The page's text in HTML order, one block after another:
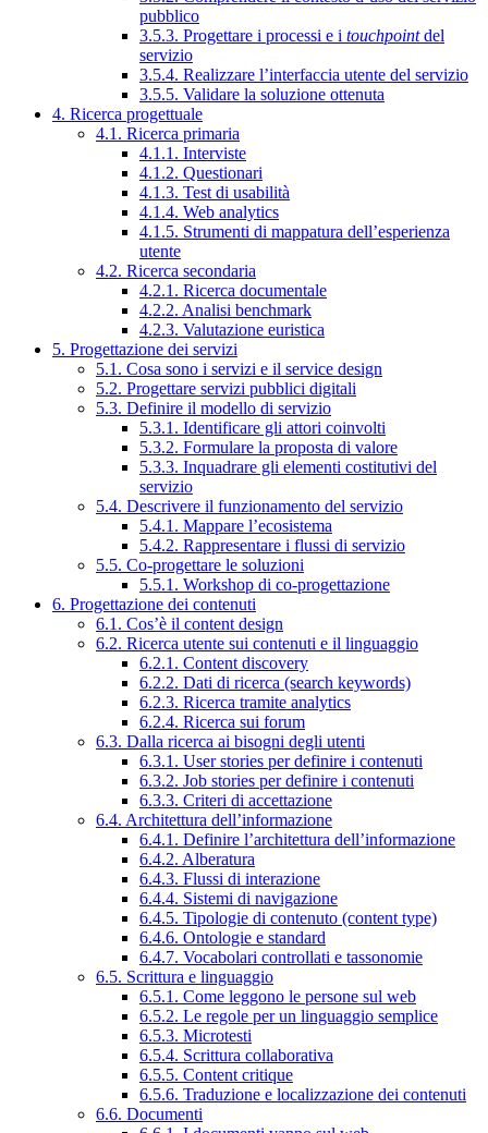
pubblico
3.5.3. Progettare i processi e i touchpointdel
servizio
3.5.4. Realizzare l’interfaccia utente del servizio
3.5.5. Validare la soluzione ottenuta
4. Ricerca progettuale
4.1. Ricerca primaria
4.1.1. Interviste
4.1.2. Questionari
4.1.3. Test di usabilità
4.1.4. Web analytics
4.1.5. Strumenti di mappatura dell’esperienza
utente
4.2. Ricerca secondaria
4.2.1. Ricerca documentale
4.2.2. Analisi benchmark
4.2.3. Valutazione euristica
5. Progettazione dei servizi
5.1. Cosa sono i servizi e il service design
5.2. Progettare servizi pubblici digitali
5.3. Definire il modello di servizio
5.3.1. Identificare gli attori coinvolti
5.3.2. Formulare la proposta di valore
5.3.3. Inquadrare gli elementi costitutivi del
servizio
5.4. Descrivere il funzionamento del servizio
5.4.1. Mappare l’ecosistema
5.4.2. Rappresentare i flussi di servizio
5.5. Co-progettare le soluzioni
5.5.1. Workshop di co-progettazione
6. Progettazione dei contenuti
6.1. Cos’è il content design
6.2. Ricerca utente sui contenuti e il linguaggio
6.2.1. Content discovery
6.2.2. Dati di ricerca (search keywords)
6.2.3. Ricerca tramite analytics
6.2.4. Ricerca sui forum
6.3. Dalla ricerca ai bisogni degli utenti
6.3.1. User stories per definire i contenuti
6.3.2. Job stories per definire i contenuti
6.3.3. Criteri di accettazione
6.4. Architettura dell’informazione
6.4.1. Definire l’architettura dell’informazione
6.4.2. Alberatura
6.4.3. Flussi di interazione
6.4.4. Sistemi di navigazione
6.4.5. Tipologie di contenuto (content type)
6.4.6. Ontologie e standard
6.4.7. Vocabolari controllati e tassonomie
6.5. Scrittura e linguaggio
6.5.1. Come leggono le persone sul web
6.5.2. Le regole per un linguaggio semplice
6.5.3. Microtesti
6.5.4. Scrittura collaborativa
6.5.5. Content critique
6.5.6. Traduzione e localizzazione dei contenuti
6.6. Documenti